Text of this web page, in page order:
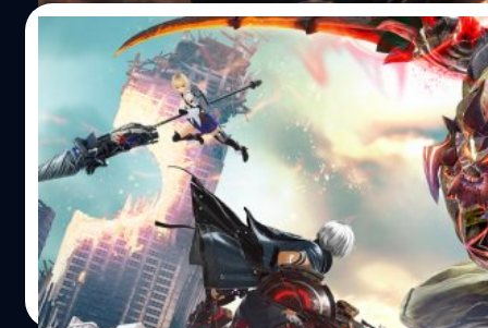
สามารถดาวน์โหลดมาเล่นได้อีก แต่ถ้าคุณยังมีตัวเกมอยู่ในคลั
ของตัวเองก็สามารถเล่นต่อได้ครับ Devil May Cry 5 มีกำหนด
จำหน่ายอย่างเป็นทางการในวันที่ 8 มีนาคม 2019 บนแพลตฟ
PlayStation 4, Xbox One และ PC อ้างอิง
God Eater 3 โซนญี่ปุ่นเปิดให้ทดลองเล่นเดโม
ค่ายเกม Bandai Namco Entertainment ได้เปิดให้ทดลองเล่น
God Eater 3 โซนญี่ปุ่นแล้ววันนี้ โดยผู้เล่นชาว ps4 สามารถเข้า
ดาวน์โหลดบน PlayStation Store ได้เลย
https://youtu.be/WMJU5fi24L4 ตัวเกมเวอร์ชั่นเดโมนี้ถูกป
ดีขึ้นหลังได้รับข้อเสนอแนะจากผู้เล่นที่เคยเล่นเดโมเวอร์ชั่นก่
เกมจะมีทั้งโหมดผู้เล่นคนเดียว โหมดผู้เล่นหลายคน (ภารกิจป
Anubis, Havakiri และ Barbarius) และโหมดทำภารกิจแบบ
ศุภกร ประเสริฐศิลป์| 2811 days ago
Read More